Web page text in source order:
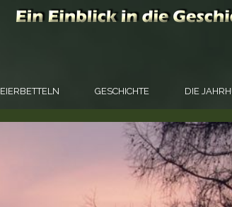
EIERBETTELN GESCHICHTE DIE